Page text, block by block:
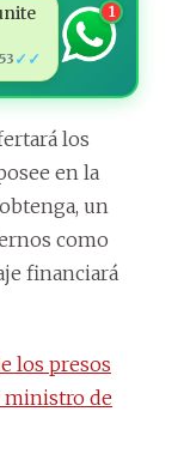
✓✓
1
los
en la
un
como
financiará
los presos
ministro de